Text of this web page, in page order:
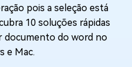
pois a seleção está
10 soluções rápidas
documento do word no
e Mac.